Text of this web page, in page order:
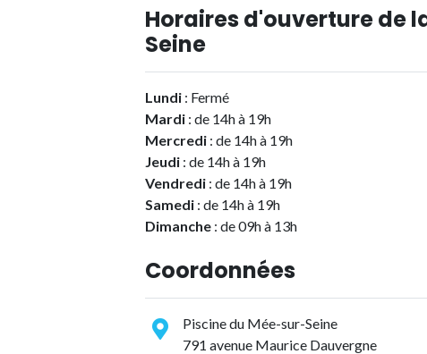
Horaires d'ouverture de
Seine
Lundi : Fermé
Mardi : de 14h à 19h
Mercredi : de 14h à 19h
Jeudi : de 14h à 19h
Vendredi : de 14h à 19h
Samedi : de 14h à 19h
Dimanche : de 09h à 13h
Coordonnées
Piscine du Mée-sur-Seine
791 avenue Maurice Dauvergne